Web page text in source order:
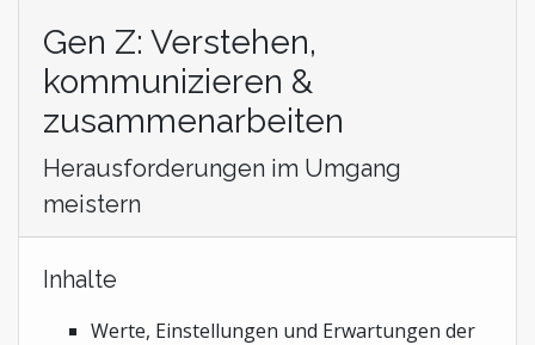
Gen Z: Verstehen,
kommunizieren &
zusammenarbeiten
Herausforderungen im Umgang
meistern
Inhalte
Werte, Einstellungen und Erwartungen der